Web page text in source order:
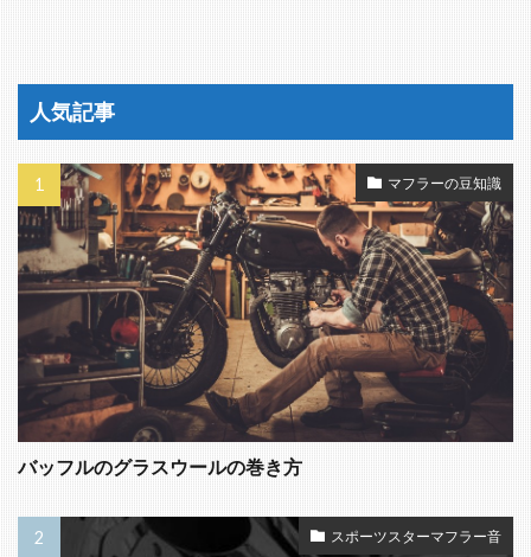
人気記事
マフラーの豆知識
バッフルのグラスウールの巻き方
スポーツスターマフラー音